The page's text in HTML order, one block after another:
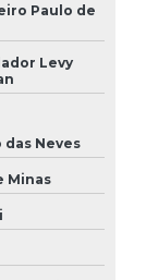
esgoto
eta e
orçamento
orçamento
Paulo de
Levy
das Neves
Minas